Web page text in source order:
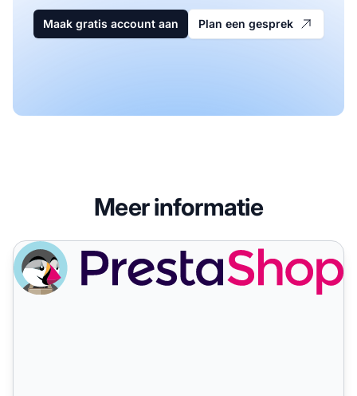
Maak gratis account aan Plan een gesprek
Meer informatie
PrestaShop